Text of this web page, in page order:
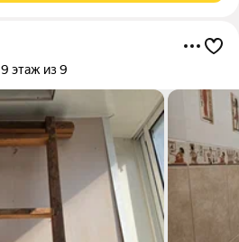
9 этаж из 9